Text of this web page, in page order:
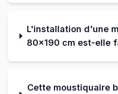
L'installation d'une
80×190 cm est-elle
Cette moustiquaire